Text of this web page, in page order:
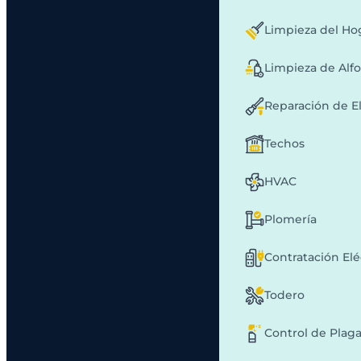
Limpieza del
Limpieza de
Reparación de
Techos
HVAC
Plomería
Contratación
Todero
Control de